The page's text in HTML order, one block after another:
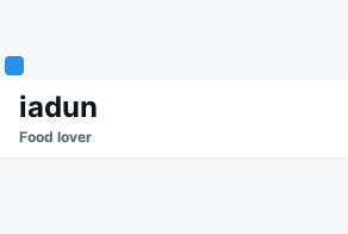
SkipSearch
for:
iadun
Food lover